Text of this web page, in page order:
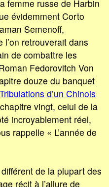
femme russe de Harbin
évidemment Corto
Semenoff,
retrouverait dans
de combattre les
Fedorovitch Von
douze du banquet
Tribulations d’un Chinois
vingt, celui de la
incroyablement réel,
rappelle « L’année de
de la plupart des
récit à l’allure de